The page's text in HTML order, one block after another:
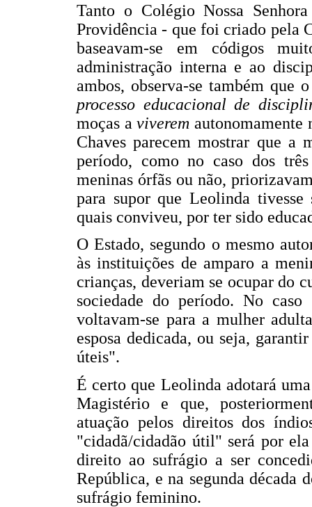
Tanto o Colégio Nossa
Providência - que foi criado pela
baseavam-se em códigos
administração interna e ao
ambos, observa-se também
processo educacional de
moças aviverem autonomamente
Chaves parecem mostrar que a
período, como no caso dos
meninas órfãs ou não,
para supor que Leolinda tivesse
quais conviveu, por ter sido
O Estado, segundo o mesmo
às instituições de amparo a
crianças, deveriam se ocupar do
sociedade do período. No caso
voltavam-se para a mulher
esposa dedicada, ou seja,
úteis".
É certo que Leolinda adotará
Magistério e que,
atuação pelos direitos dos
"cidadã/cidadão útil" será por
direito ao sufrágio a ser
República, e na segunda década
sufrágio feminino.